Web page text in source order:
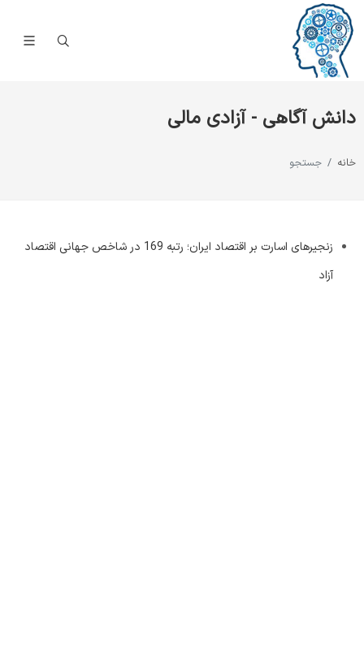
دانش آگاهی - آزادی مالی
خانه جستجو
زنجیرهای اسارت بر اقتصاد ایران؛ رتبه 169 در شاخص جهانی اقتصاد
آزاد